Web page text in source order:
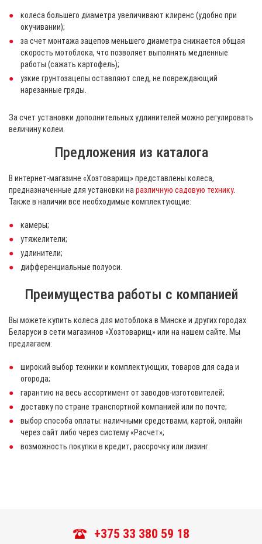
колеса большего диаметра увеличивают клиренс (удобно при
окучивании);
за счет монтажа зацепов меньшего диаметра снижается общая
скорость мотоблока, что позволяет выполнять медленные
работы (сажать картофель);
узкие грунтозацепы оставляют след, не повреждающий
нарезанные гряды.
За счет установки дополнительных удлинителей можно регулировать
величину колеи.
Предложения из каталога
В интернет-магазине «Хозтоварищ» представлены колеса,
предназначенные для установки на различную садовую технику.
Также в наличии все необходимые комплектующие:
камеры;
утяжелители;
удлинители;
дифференциальные полуоси.
Преимущества работы с компанией
Вы можете купить колеса для мотоблока в Минске и других городах
Беларуси в сети магазинов «Хозтоварищ» или на нашем сайте. Мы
предлагаем:
широкий выбор техники и комплектующих, товаров для сада и
огорода;
гарантию на весь ассортимент от заводов-изготовителей;
доставку по стране транспортной компанией или по почте;
выбор способа оплаты: наличными средствами, картой, онлайн
через сайт либо через систему «Расчет»;
возможность покупки в кредит, рассрочку или лизинг.
+375 33 380 59 18